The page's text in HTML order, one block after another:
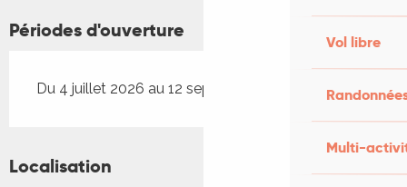
Vol libre
Multi-
Périodes d'ouverture
Du 4 juillet 2026 au 12 septembre 2026
Localisation